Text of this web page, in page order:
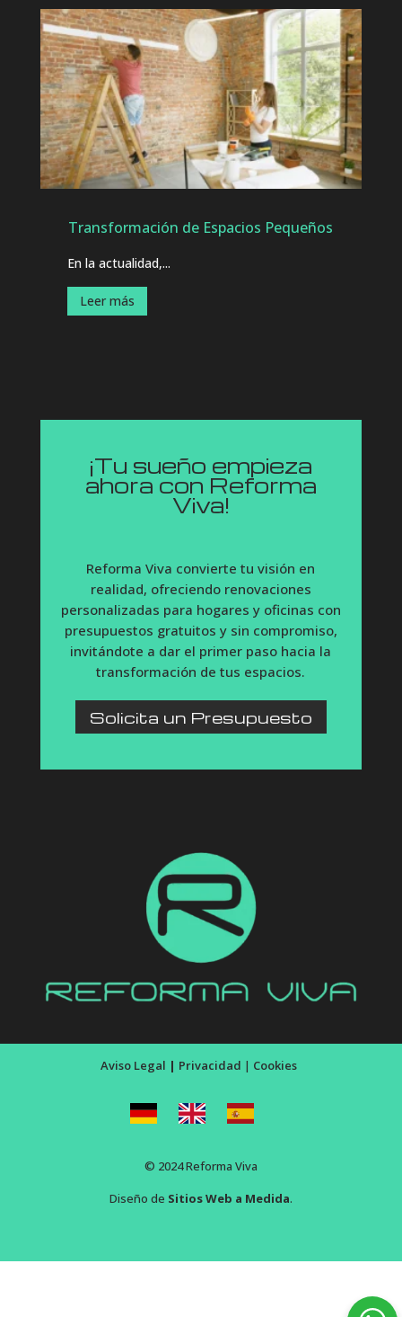
Transformación de Espacios Pequeños
En la actualidad,...
Leer más
¡Tu sueño empieza
ahora con Reforma
Viva!
Reforma Viva convierte tu visión en
realidad, ofreciendo renovaciones
personalizadas para hogares y oficinas con
presupuestos gratuitos y sin compromiso,
invitándote a dar el primer paso hacia la
transformación de tus espacios.
Solicita un Presupuesto
Aviso Legal | Privacidad | Cookies
© 2024 Reforma Viva
Diseño de Sitios Web a Medida.